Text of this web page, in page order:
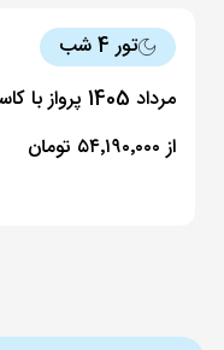
تور 4 شب
مرداد 1405 پرواز با کاسپین
از ۵۴٬۱۹۰٬۰۰۰ تومان